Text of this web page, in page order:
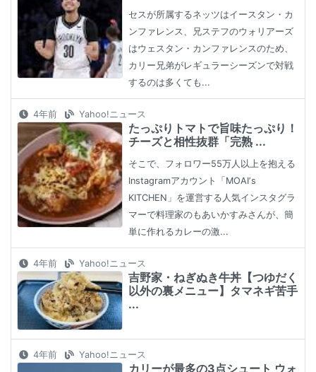
セスが所属するネッツはイースタン・カ
ンファレンス、兄ステフのウォリアーズ
はウェスタン・カンファレンスのため、
カリー兄弟がレギュラーシーズンで対戦
するのは多くても...
4年前 Yahoo!ニュース
たっぷりトマトで旨味たっぷり！
チーズと相性抜群「完熟 ...
そこで、フォロワー55万人以上を抱える
Instagramアカウント「MOAIʼs
KITCHEN」を運営する人気インスタグラ
マーで料理家のもあいかすみさんが、簡
単に作れるカレーの激...
4年前 Yahoo!ニュース
吉野家・ねぎぬき牛丼【つゆだく
以外の裏メニュー】タマネギ苦手
...
4年前 Yahoo!ニュース
カリーが最多の3点シュート ウォ